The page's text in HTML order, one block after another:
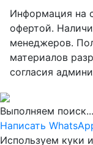
Информация на
офертой.
менеджеров.
материалов
согласия
Выполняем поиск...
Написать
Используем куки